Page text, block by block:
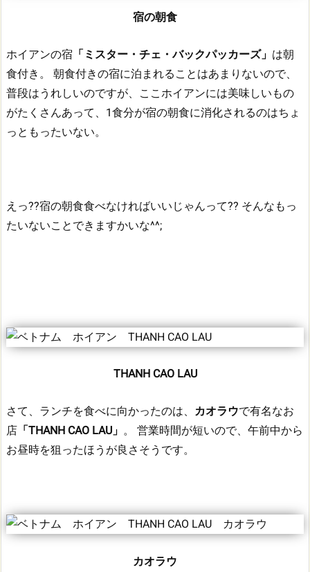
宿の朝食
ホイアンの宿 「ミスター・チェ・バックパッカーズ」 は朝
食付き。
朝食付きの宿に泊まれることはあまりないので、
普段はうれしいのですが、ここホイアンには美味しいもの
がたくさんあって、1食分が宿の朝食に消化されるのはちょ
っともったいない。
えっ??宿の朝食食べなければいいじゃんって?? そんなもっ
たいないことできますかいな^^;
THANH CAO LAU
さて、ランチを食べに向かったのは、 カオラウで有名なお
店 「THANH CAO LAU」 。
営業時間が短いので、午前中から
お昼時を狙ったほうが良さそうです。
カオラウ